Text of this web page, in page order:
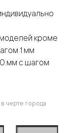
кроме
1 мм
мм с шагом
черте города